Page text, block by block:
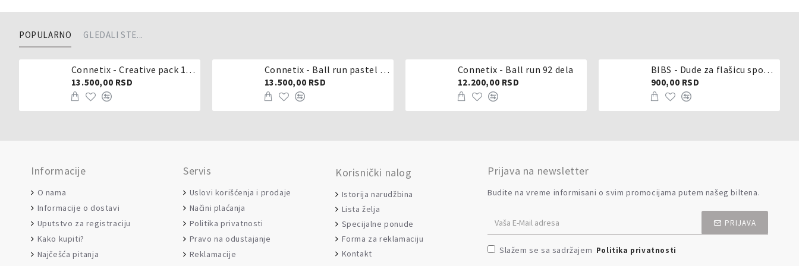
POPULARNO GLEDALI STE...
Connetix - Creative pack 102 dela
13.500,00 RSD
Connetix - Ball run pastel 106 delova
13.500,00 RSD
Connetix - Ball run 92 dela
12.200,00 RSD
BIBS - Dude za flašicu sporijeg, srednjeg ili brzog protoka - silikon
900,00 RSD
Informacije
O nama
Informacije o dostavi
Uputstvo za registraciju
Kako kupiti?
Najčešća pitanja
Servis
Uslovi korišćenja i prodaje
Načini plaćanja
Politika privatnosti
Pravo na odustajanje
Reklamacije
Korisnički nalog
Istorija narudžbina
Lista želja
Specijalne ponude
Forma za reklamaciju
Kontakt
Prijava na newsletter
Budite na vreme informisani o svim promocijama putem našeg biltena.
PRIJAVA
Slažem se sa sadržajem Politika privatnosti